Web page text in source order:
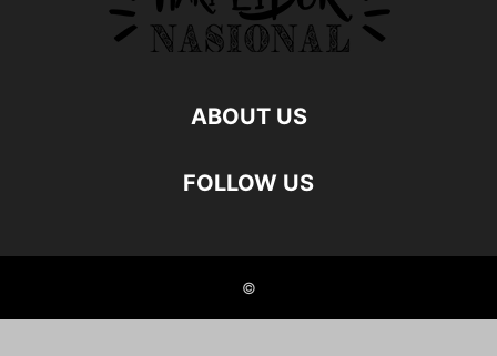
ABOUT US
FOLLOW US
©